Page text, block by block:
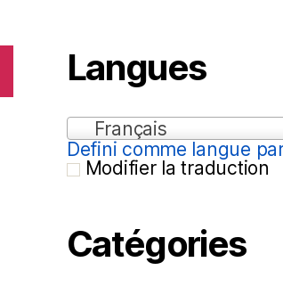
Bas)
Langues
Français
Defini comme langue
Modifier la traduction
Catégories